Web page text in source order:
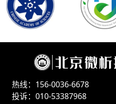
热线：156-0036-6678
投诉：010-53387968